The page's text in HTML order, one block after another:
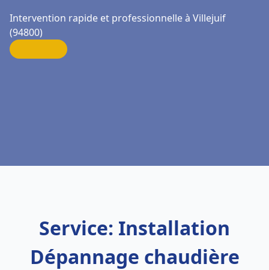
Intervention rapide et professionnelle à Villejuif
(94800)
Service: Installation
Dépannage chaudière